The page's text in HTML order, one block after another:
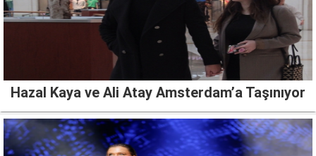
Hazal Kaya ve Ali Atay Amsterdam’a Taşınıyor